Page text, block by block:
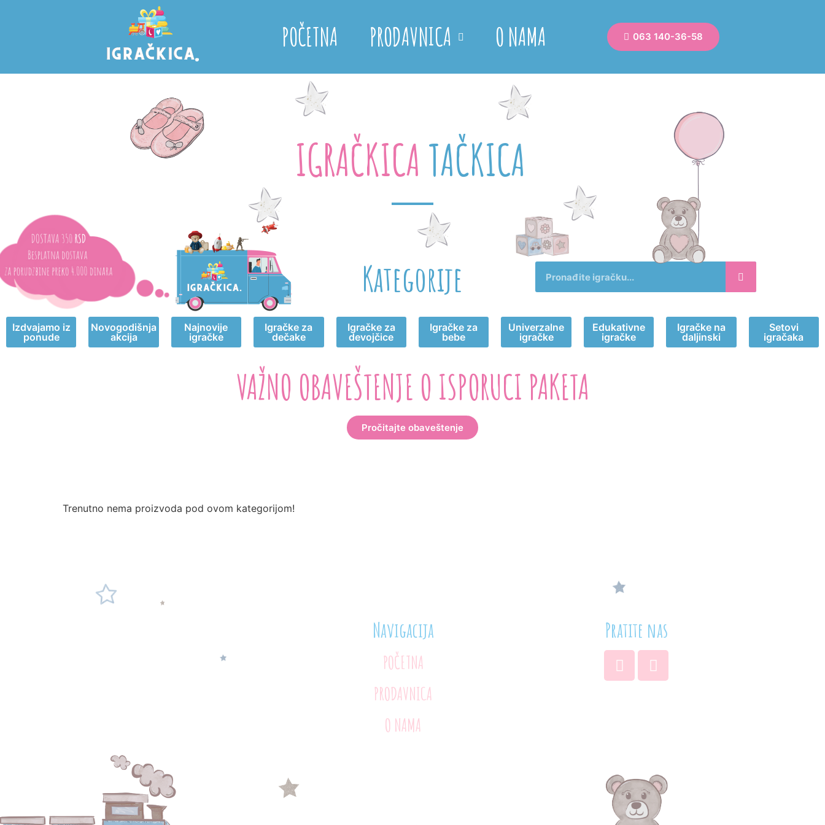
POČETNA PRODAVNICA O NAMA 063 140-36-58
IGRAČKICA TAČKICA
Kategorije
Izdvajamo iz
ponude
Novogodišnja
akcija
Najnovije
igračke
Igračke za
dečake
Igračke za
devojčice
Igračke za
bebe
Univerzalne
igračke
Edukativne
igračke
Igračke na
daljinski
Setovi
igračaka
VAŽNO OBAVEŠTENJE O ISPORUCI PAKETA
Pročitajte obaveštenje
Trenutno nema proizvoda pod ovom kategorijom!
Navigacija
POČETNA
PRODAVNICA
O NAMA
Pratite nas